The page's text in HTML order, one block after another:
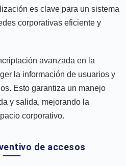
es clave para un sistema
corporativas eficiente y
avanzada en la
la información de usuarios y
Esto garantiza un manejo
y salida, mejorando la
corporativo.
de accesos